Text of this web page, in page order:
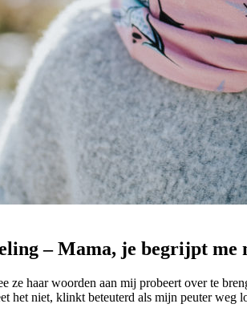
– Mama, je begrijpt me
ze haar woorden aan mij probeert over te
het niet, klinkt beteuterd als mijn peuter weg